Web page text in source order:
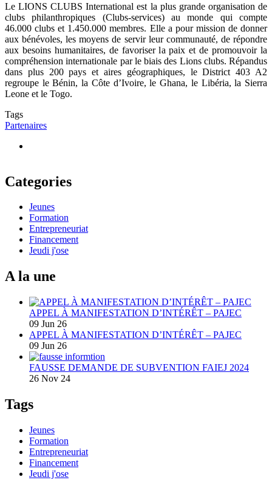
Le LIONS CLUBS International est la plus grande organisation de
clubs philanthropiques (Clubs-services) au monde qui compte
46.000 clubs et 1.450.000 membres. Elle a pour mission de donner
aux bénévoles, les moyens de servir leur communauté, de répondre
aux besoins humanitaires, de favoriser la paix et de promouvoir la
compréhension internationale par le biais des Lions clubs. Répandus
dans plus 200 pays et aires géographiques, le District 403 A2
regroupe le Bénin, la Côte d’Ivoire, le Ghana, le Libéria, la Sierra
Leone et le Togo.
Tags
Partenaires
Categories
Jeunes
Formation
Entrepreneuriat
Financement
Jeudi j'ose
A la une
APPEL À MANIFESTATION D’INTÉRÊT – PAJEC
09 Jun 26
APPEL À MANIFESTATION D’INTÉRÊT – PAJEC
09 Jun 26
FAUSSE DEMANDE DE SUBVENTION FAIEJ 2024
26 Nov 24
Tags
Jeunes
Formation
Entrepreneuriat
Financement
Jeudi j'ose